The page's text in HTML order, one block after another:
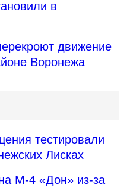
в
движение
Воронежа
тестировали
Лисках
М-4 «Дон» из-за